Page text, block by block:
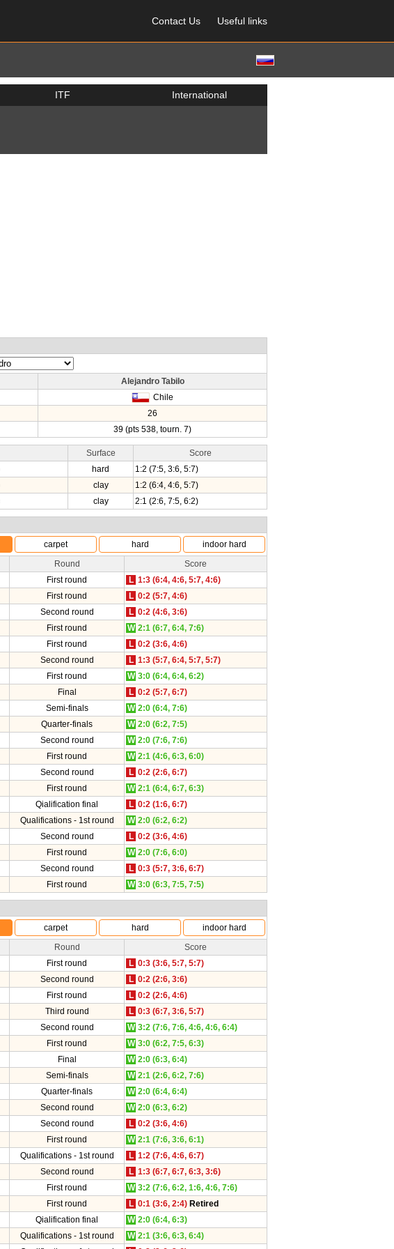
Contact Us Useful links
ITF International
Alejandro Tabilo
Chile
26
39 (pts 538, tourn. 7)
Surface
Score
hard
1:2 (7:5, 3:6, 5:7)
clay
1:2 (6:4, 4:6, 5:7)
clay 2:1 (2:6, 7:5, 6:2)
carpet hard
indoor hard
Round
Score
First round L 1:3 (6:4, 4:6, 5:7, 4:6)
First round L 0:2 (5:7, 4:6)
Second round L 0:2 (4:6, 3:6)
First round W 2:1 (6:7, 6:4, 7:6)
First round L 0:2 (3:6, 4:6)
Second round L 1:3 (5:7, 6:4, 5:7, 5:7)
First round W 3:0 (6:4, 6:4, 6:2)
Final L 0:2 (5:7, 6:7)
Semi-finals W 2:0 (6:4, 7:6)
Quarter-finals W 2:0 (6:2, 7:5)
Second round W 2:0 (7:6, 7:6)
First round W 2:1 (4:6, 6:3, 6:0)
Second round L 0:2 (2:6, 6:7)
First round W 2:1 (6:4, 6:7, 6:3)
Qialification final L 0:2 (1:6, 6:7)
Qualifications - 1st round W 2:0 (6:2, 6:2)
Second round L 0:2 (3:6, 4:6)
First round W 2:0 (7:6, 6:0)
Second round L 0:3 (5:7, 3:6, 6:7)
First round W 3:0 (6:3, 7:5, 7:5)
carpet hard
indoor hard
Round
Score
First round L 0:3 (3:6, 5:7, 5:7)
Second round L 0:2 (2:6, 3:6)
First round L 0:2 (2:6, 4:6)
Third round L 0:3 (6:7, 3:6, 5:7)
Second round W 3:2 (7:6, 7:6, 4:6, 4:6, 6:4)
First round W 3:0 (6:2, 7:5, 6:3)
Final W 2:0 (6:3, 6:4)
Semi-finals W 2:1 (2:6, 6:2, 7:6)
Quarter-finals W 2:0 (6:4, 6:4)
Second round W 2:0 (6:3, 6:2)
Second round L 0:2 (3:6, 4:6)
First round W 2:1 (7:6, 3:6, 6:1)
Qualifications - 1st round L 1:2 (7:6, 4:6, 6:7)
Second round L 1:3 (6:7, 6:7, 6:3, 3:6)
First round W 3:2 (7:6, 6:2, 1:6, 4:6, 7:6)
First round L 0:1 (3:6, 2:4) Retired
Qialification final W 2:0 (6:4, 6:3)
Qualifications - 1st round W 2:1 (3:6, 6:3, 6:4)